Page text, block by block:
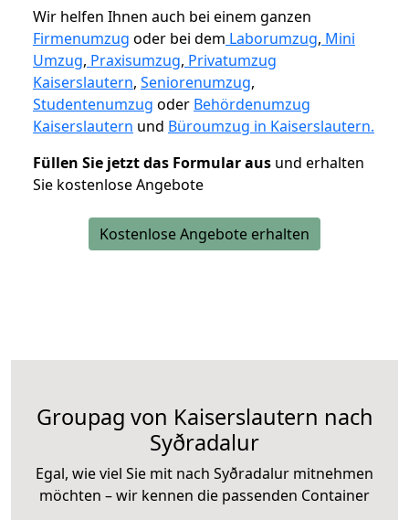
Wir helfen Ihnen auch bei einem ganzen
Firmenumzug oder bei dem Laborumzug, Mini
Umzug, Praxisumzug, Privatumzug
Kaiserslautern, Seniorenumzug,
Studentenumzug oder Behördenumzug
Kaiserslautern und Büroumzug in Kaiserslautern.
Füllen Sie jetzt das Formular aus und erhalten
Sie kostenlose Angebote
Kostenlose Angebote erhalten
Groupag von Kaiserslautern nach
Syðradalur
Egal, wie viel Sie mit nach Syðradalur mitnehmen
möchten – wir kennen die passenden Container